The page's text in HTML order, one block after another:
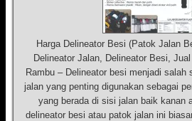
Harga Delineator Besi (Patok Jalan
Delineator Jalan, Delineator Besi,
Rambu – Delineator besi menjadi salah
jalan yang penting digunakan sebagai
yang berada di sisi jalan baik kanan
delineator besi atau patok jalan ini